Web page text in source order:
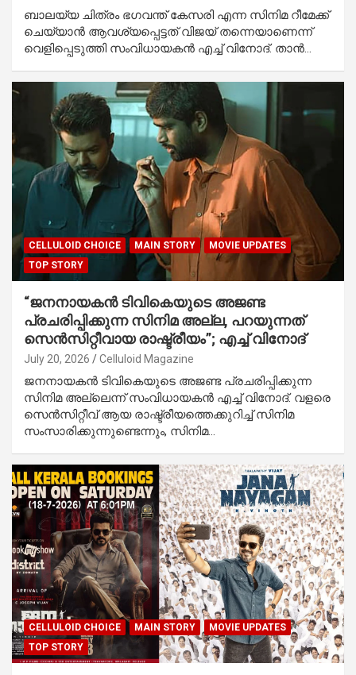
ബാലയ്യ ചിത്രം ഭഗവന്ത് കേസരി എന്ന സിനിമ റീമേക്ക്
ചെയ്യാൻ ആവശ്യപ്പെട്ടത് വിജയ് തന്നെയാണെന്ന്
വെളിപ്പെടുത്തി സംവിധായകൻ എച്ച് വിനോദ്. താൻ…
CELLULOID CHOICE MAIN STORY
MOVIE UPDATES
TOP STORY
“ജനനായകൻ ടിവികെയുടെ അജണ്ട
പ്രചരിപ്പിക്കുന്ന സിനിമ അല്ല, പറയുന്നത്
സെൻസിറ്റീവായ രാഷ്ട്രീയം”; എച്ച് വിനോദ്
July 20, 2026 Celluloid Magazine
ജനനായകൻ ടിവികെയുടെ അജണ്ട പ്രചരിപ്പിക്കുന്ന
സിനിമ അല്ലെന്ന് സംവിധായകൻ എച്ച് വിനോദ്. വളരെ
സെൻസിറ്റീവ് ആയ രാഷ്ട്രീയത്തെക്കുറിച്ച് സിനിമ
സംസാരിക്കുന്നുണ്ടെന്നും, സിനിമ…
CELLULOID CHOICE MAIN STORY
MOVIE UPDATES
TOP STORY